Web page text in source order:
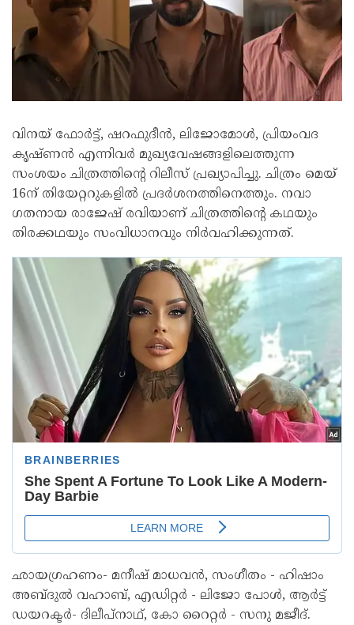
വിനയ് ഫോർട്ട്‌, ഷറഫുദീൻ, ലിജോമോൾ, പ്രിയംവദ
കൃഷ്ണൻ എന്നിവർ മുഖ്യവേഷങ്ങളിലെത്തുന്ന
സംശയം ചിത്രത്തിന്റെ റിലീസ് പ്രഖ്യാപിച്ചു. ചിത്രം മെയ്‌
16ന് തിയേറ്ററുകളിൽ പ്രദർശനത്തിനെത്തും. നവാ​
ഗതനായ രാജേഷ് രവിയാണ് ചിത്രത്തിന്റെ കഥയും
തിരക്കഥയും സംവിധാനവും നിർവഹിക്കുന്നത്.
ഛായഗ്രഹണം- മനീഷ് മാധവൻ, സംഗീതം - ഹിഷാം
അബ്ദുൽ വഹാബ്, എഡിറ്റർ - ലിജോ പോൾ, ആർട്ട്
ഡയറക്ടർ- ദിലീപ്നാഥ്, കോ റൈറ്റർ - സനു മജീദ്.